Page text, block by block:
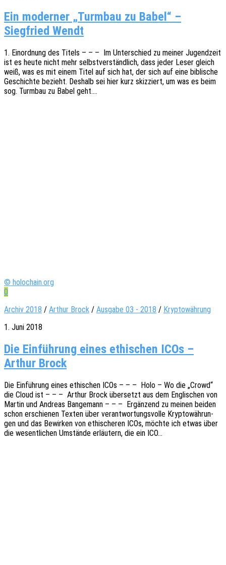
Ein moderner „Turmbau zu Babel“ –
Siegfried Wendt
1. Einord­nung des Titels – – – Im Unter­schied zu meiner Jugend­zeit
ist es heute nicht mehr selbst­ver­ständ­lich, dass jeder Leser gleich
weiß, was es mit einem Titel auf sich hat, der sich auf eine bibli­sche
Geschich­te bezieht. Deshalb sei hier kurz skiz­ziert, um was es beim
sog. Turm­bau zu Babel geht.…
© holochain.org
0
Archiv 2018 / Arthur Brock / Ausgabe 03 - 2018 / Kryptowährung
1. Juni 2018
Die Einführung eines ethischen ICOs –
Arthur Brock
Die Einfüh­rung eines ethi­schen ICOs – – – Holo – Wo die „Crowd“
die Cloud ist – – – Arthur Brock über­setzt aus dem Engli­schen von
Martin und Andre­as Bange­mann – – – Ergän­zend zu meinen beiden
schon erschie­nen Texten über verant­wor­tungs­vol­le Kryp­to­wäh­run­
gen und das Bewir­ken von ethi­sche­ren ICOs, möchte ich etwas über
die wesent­li­chen Umstän­de erläu­tern, die ein ICO…